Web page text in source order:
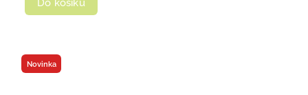
Do košíku
Novinka